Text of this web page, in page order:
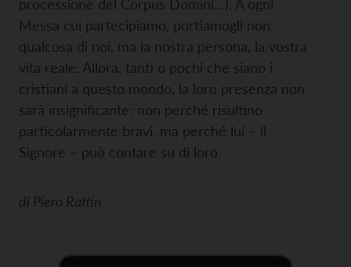
processione del Corpus Domini…). A ogni
Messa cui partecipiamo, portiamogli non
qualcosa di noi, ma la nostra persona, la vostra
vita reale. Allora, tanti o pochi che siano i
cristiani a questo mondo, la loro presenza non
sarà insignificante: non perché risultino
particolarmente bravi, ma perché lui – il
Signore – può contare su di loro.
di Piero Rattin